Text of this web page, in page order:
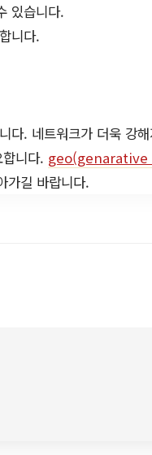
있습니다.
니다.
다. 네트워크가 더욱 강
니다.
가길 바랍니다.